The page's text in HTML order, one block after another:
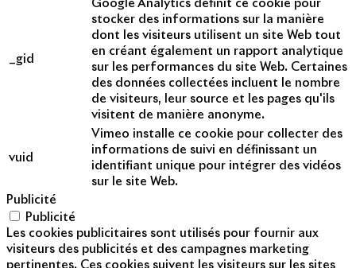
_gid
Google Analytics définit ce cookie pour
stocker des informations sur la manière
dont les visiteurs utilisent un site Web tout
en créant également un rapport analytique
sur les performances du site Web. Certaines
des données collectées incluent le nombre
de visiteurs, leur source et les pages qu'ils
visitent de manière anonyme.
vuid
Vimeo installe ce cookie pour collecter des
informations de suivi en définissant un
identifiant unique pour intégrer des vidéos
sur le site Web.
Publicité
Publicité
Les cookies publicitaires sont utilisés pour fournir aux
visiteurs des publicités et des campagnes marketing
pertinentes. Ces cookies suivent les visiteurs sur les sites